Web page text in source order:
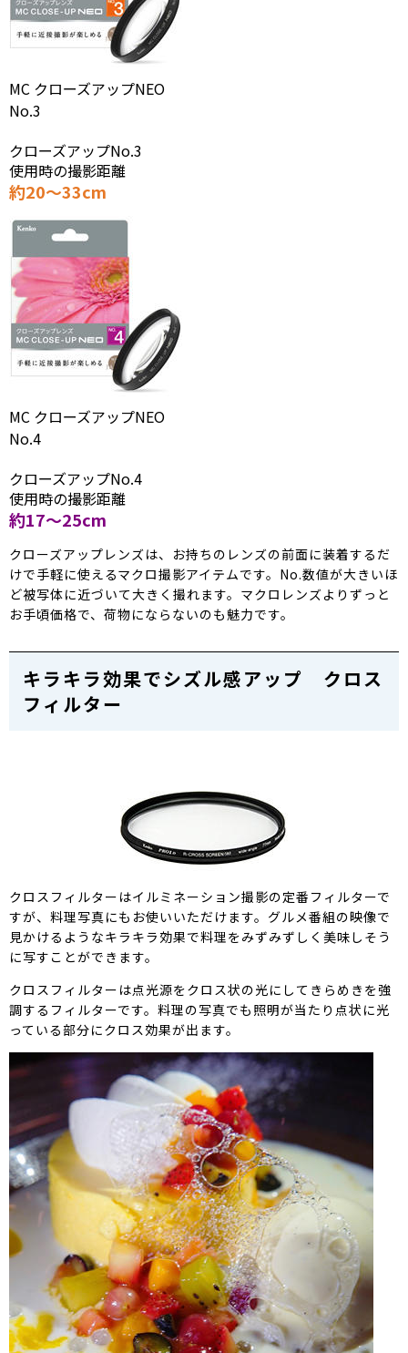
MC クローズアップNEO
No.3
クローズアップNo.3
使用時の撮影距離
約20～33cm
MC クローズアップNEO
No.4
クローズアップNo.4
使用時の撮影距離
約17～25cm
クローズアップレンズは、お持ちのレンズの前面に装着するだ
けで手軽に使えるマクロ撮影アイテムです。No.数値が大きいほ
ど被写体に近づいて大きく撮れます。マクロレンズよりずっと
お手頃価格で、荷物にならないのも魅力です。
キラキラ効果でシズル感アップ クロス
フィルター
クロスフィルターはイルミネーション撮影の定番フィルターで
すが、料理写真にもお使いいただけます。グルメ番組の映像で
見かけるようなキラキラ効果で料理をみずみずしく美味しそう
に写すことができます。
クロスフィルターは点光源をクロス状の光にしてきらめきを強
調するフィルターです。料理の写真でも照明が当たり点状に光
っている部分にクロス効果が出ます。